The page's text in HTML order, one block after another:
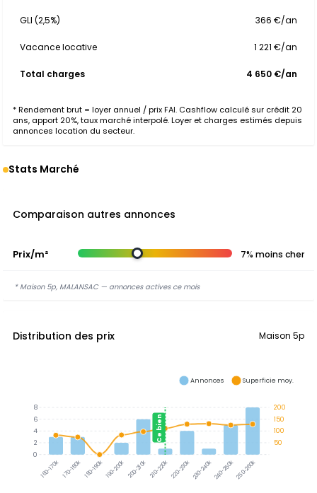
GLI (2,5%) 366 €/an
Vacance locative 1 221 €/an
Total charges 4 650 €/an
* Rendement brut = loyer annuel / prix FAI. Cashflow calculé sur crédit 20
ans, apport 20%, taux marché interpolé. Loyer et charges estimés depuis
annonces location du secteur.
Stats Marché
Comparaison autres annonces
Prix/m² 7% moins cher
* Maison 5p, MALANSAC — annonces actives ce mois
Distribution des prix Maison 5p
160-170k 170-180k 180-190k190-200k 200-210k 210-220k220-230k230-240k240-250k250-260k
Ce bien
200
150
100
50
8
6
4
2
0
Annonces Superficie moy.